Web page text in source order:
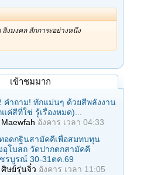
สิ่งมงคล สักการะอย่างหนึ่ง
เข้าชมมาก
คำถาม! ทักแม่นๆ ด้วยสีพลังงาน
ค่สีที่ใช่ รู้เรื่องหมด)...
Maewfah อังคาร เวลา 04:33
อดกฐินสามัคคีเพื่อสมทบทุน
อุโบสถ วัดปากตกสามัคคี
ชรบูรณ์ 30-31ตค.69
ศิษย์รุ่นจิ๋ว อังคาร เวลา 11:05